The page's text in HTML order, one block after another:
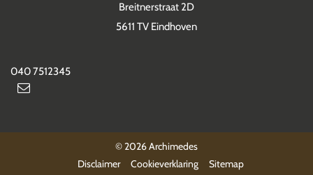
Breitnerstraat 2D
5611 TV Eindhoven
040 7512345
© 2026 Archimedes
Disclaimer
Cookieverklaring Sitemap